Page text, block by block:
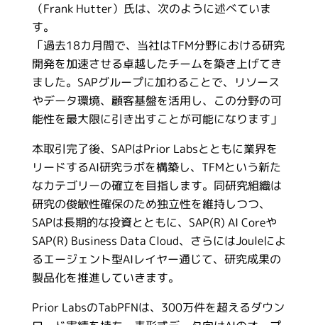
（Frank Hutter）氏は、次のように述べていま
す。
「過去18カ月間で、当社はTFM分野における研究
開発を加速させる卓越したチームを築き上げてき
ました。SAPグループに加わることで、リソース
やデータ環境、顧客基盤を活用し、この分野の可
能性を最大限に引き出すことが可能になります」
本取引完了後、SAPはPrior Labsとともに業界を
リードするAI研究ラボを構築し、TFMという新た
なカテゴリーの確立を目指します。同研究組織は
研究の俊敏性確保のため独立性を維持しつつ、
SAPは長期的な投資とともに、SAP(R) AI Coreや
SAP(R) Business Data Cloud、さらにはJouleによ
るエージェント型AIレイヤー通じて、研究成果の
製品化を推進していきます。
Prior LabsのTabPFNは、300万件を超えるダウン